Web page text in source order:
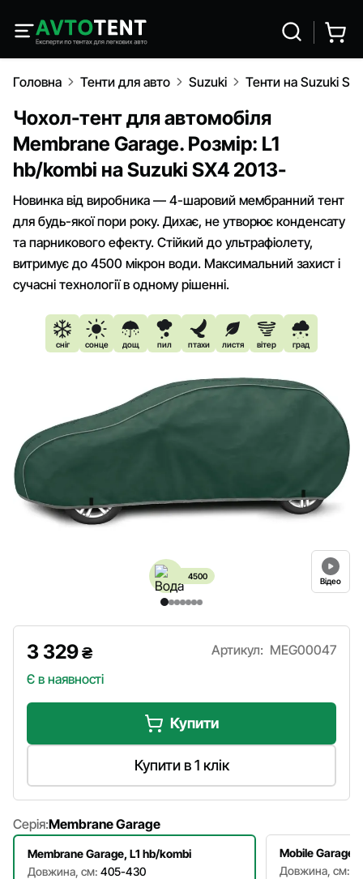
Головна Тенти для авто Suzuki Тенти на Suzuki
Чохол-тент для автомобіля
Membrane Garage. Розмір: L1
hb/kombi на Suzuki SX4 2013-
Новинка від виробника — 4-шаровий мембранний тент
для будь-якої пори року. Дихає, не утворює конденсату
та парникового ефекту. Стійкий до ультрафіолету,
витримує до 4500 мікрон води. Максимальний захист і
сучасні технології в одному рішенні.
сніг сонце дощ пил птахи листя вітер град
4500 Відео
3 329₴
Є в наявності
Артикул: MEG00047
Купити
Купити в 1 клік
Серія:Membrane Garage
Membrane Garage, L1 hb/kombi
Довжина, см: 405-430
Mobile Garage,
Довжина, см: